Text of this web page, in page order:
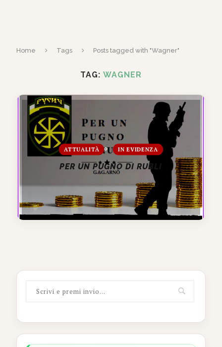
Home Tags Posts tagged with "Wagner"
TAG: WAGNER
ATTUALITÀ IN EVIDENZA
PER UN PUGNO DI RUBLI